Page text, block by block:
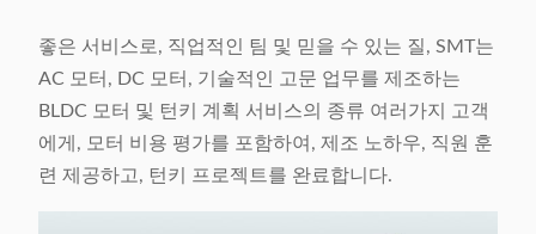
좋은 서비스로, 직업적인 팀 및 믿을 수 있는 질, SMT는
AC 모터, DC 모터, 기술적인 고문 업무를 제조하는
BLDC 모터 및 턴키 계획 서비스의 종류 여러가지 고객
에게, 모터 비용 평가를 포함하여, 제조 노하우, 직원 훈
련 제공하고, 턴키 프로젝트를 완료합니다.